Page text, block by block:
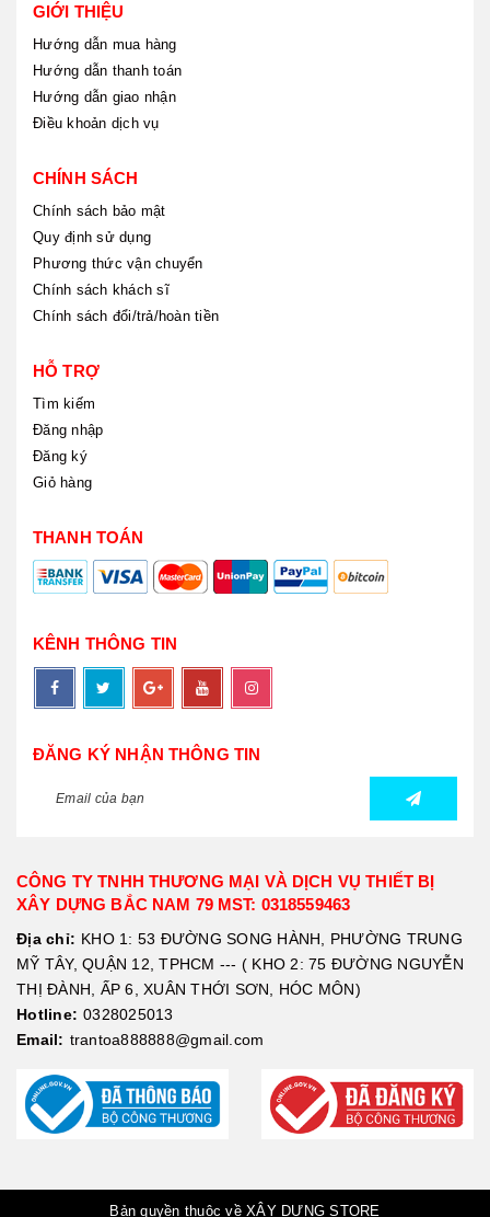
GIỚI THIỆU
Hướng dẫn mua hàng
Hướng dẫn thanh toán
Hướng dẫn giao nhận
Điều khoản dịch vụ
CHÍNH SÁCH
Chính sách bảo mật
Quy định sử dụng
Phương thức vận chuyển
Chính sách khách sĩ
Chính sách đổi/trả/hoàn tiền
HỖ TRỢ
Tìm kiếm
Đăng nhập
Đăng ký
Giỏ hàng
THANH TOÁN
KÊNH THÔNG TIN
ĐĂNG KÝ NHẬN THÔNG TIN
CÔNG TY TNHH THƯƠNG MẠI VÀ DỊCH VỤ THIẾT BỊ
XÂY DỰNG BẮC NAM 79 MST: 0318559463
Địa chỉ: KHO 1: 53 ĐƯỜNG SONG HÀNH, PHƯỜNG TRUNG
MỸ TÂY, QUẬN 12, TPHCM --- ( KHO 2: 75 ĐƯỜNG NGUYỄN
THỊ ĐÀNH, ẤP 6, XUÂN THỚI SƠN, HÓC MÔN)
Hotline: 0328025013
Email: trantoa888888@gmail.com
Bản quyền thuộc về XÂY DỰNG STORE